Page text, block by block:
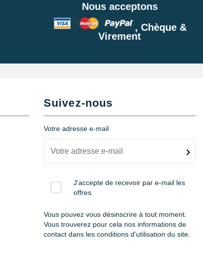
Nous acceptons
, Chèque &
Virement
Suivez-nous
Votre adresse e-mail
J'accepte de recevoir par e-mail les
offres
Vous pouvez vous désinscrire à tout moment.
Vous trouverez pour cela nos informations de
contact dans les conditions d'utilisation du site.